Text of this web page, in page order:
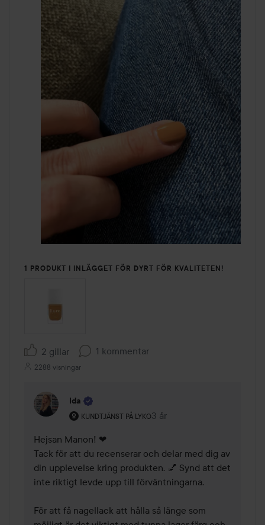
1 PRODUKT I INLÄGGET FÖR DYRT FÖR KVALITETEN!
2 gillar 1 kommentar
2288 visningar
Ida
KUNDTJÄNST PÅ LYKO
Användarens roll: Kundtjänst på Lyko.
3 år
Kommentaren lades 3 år
Hejsan Manon! ❤
Tack för att du recenserar och delar med dig av
din upplevelse kring produkten. 💅 Synd att det
inte riktigt levde upp till förväntningarna.
För att få nagellack att hålla så länge som